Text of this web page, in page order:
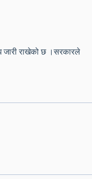
जारी राखेको छ ।सरकारले